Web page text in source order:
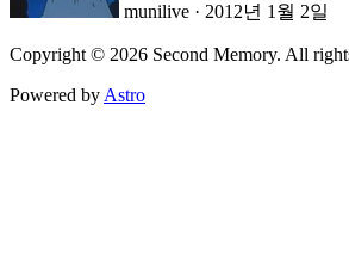
munilive · 2012년 1월 2일
Copyright © 2026 Second Memory. All
Powered byAstro